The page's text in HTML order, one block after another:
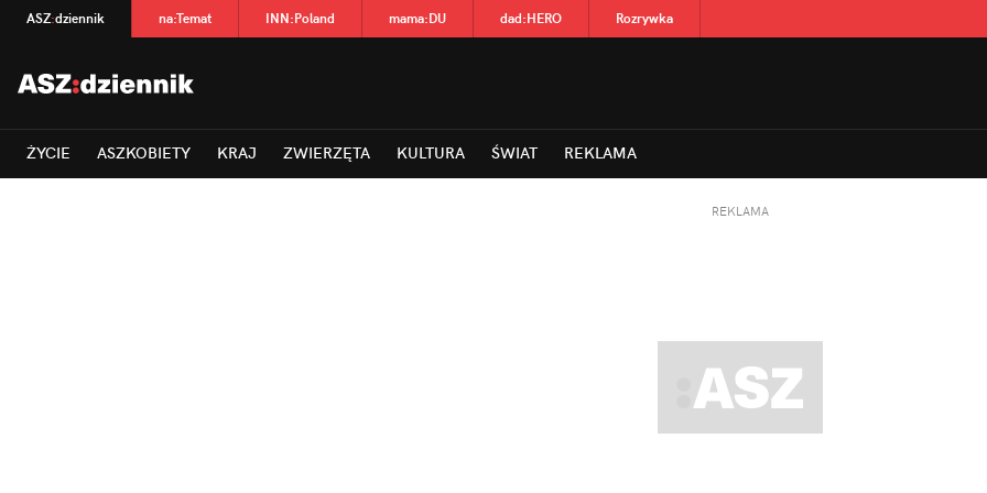
ASZ:dziennik na:Temat INN:Poland mama:DU dad:HERO Rozrywka
ŻYCIE ASZKOBIETY KRAJ ZWIERZĘTA KULTURA ŚWIAT REKLAMA
REKLAMA